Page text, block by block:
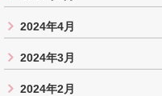
2024年4月
2024年3月
2024年2月